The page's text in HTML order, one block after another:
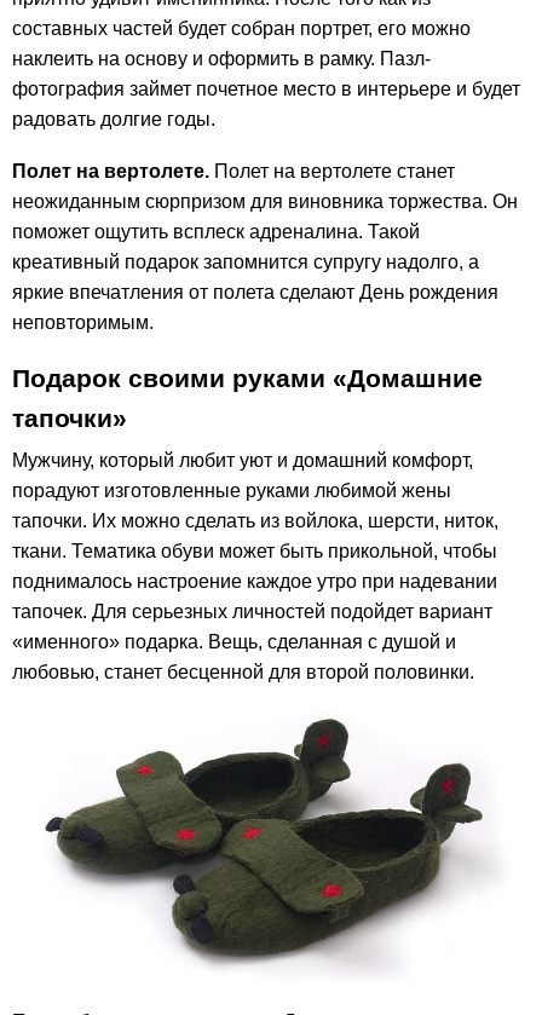
составных частей будет собран портрет, его можно
наклеить на основу и оформить в рамку. Пазл-
фотография займет почетное место в интерьере и будет
радовать долгие годы.
Полет на вертолете. Полет на вертолете станет
неожиданным сюрпризом для виновника торжества. Он
поможет ощутить всплеск адреналина. Такой
креативный подарок запомнится супругу надолго, а
яркие впечатления от полета сделают День рождения
неповторимым.
Подарок своими руками «Домашние
тапочки»
Мужчину, который любит уют и домашний комфорт,
порадуют изготовленные руками любимой жены
тапочки. Их можно сделать из войлока, шерсти, ниток,
ткани. Тематика обуви может быть прикольной, чтобы
поднималось настроение каждое утро при надевании
тапочек. Для серьезных личностей подойдет вариант
«именного» подарка. Вещь, сделанная с душой и
любовью, станет бесценной для второй половинки.